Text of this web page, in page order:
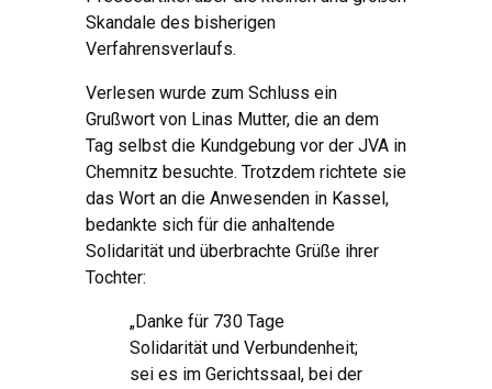
Skandale des bisherigen
Verfahrensverlaufs.
Verlesen wurde zum Schluss ein
Grußwort von Linas Mutter, die an dem
Tag selbst die Kundgebung vor der JVA in
Chemnitz besuchte. Trotzdem richtete sie
das Wort an die Anwesenden in Kassel,
bedankte sich für die anhaltende
Solidarität und überbrachte Grüße ihrer
Tochter:
„Danke für 730 Tage
Solidarität und Verbundenheit;
sei es im Gerichtssaal, bei der